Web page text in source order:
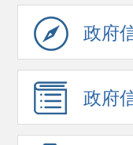
政府
政府